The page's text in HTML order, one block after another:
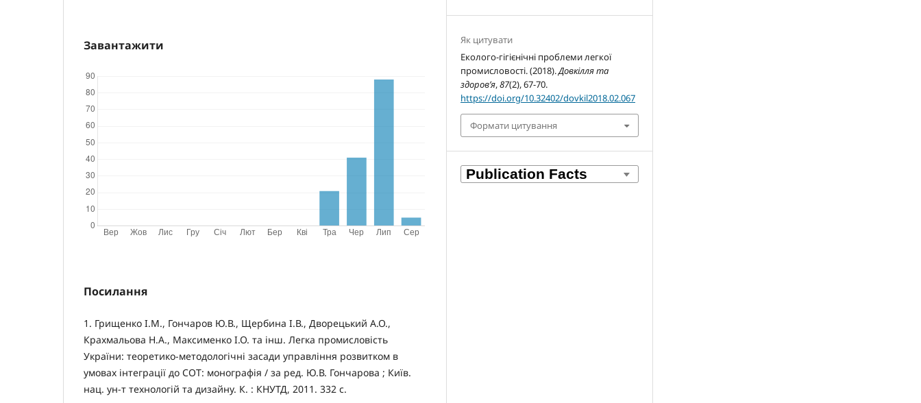
Завантажити
Посилання
1. Грищенко І.М., Гончаров Ю.В., Щербина І.В., Дворецький А.О.,
Крахмальова Н.А., Максименко І.О. та інш. Легка промисловість
України: теоретико-методологічні засади управління розвитком в
умовах інтеграції до СОТ: монографія / за ред. Ю.В. Гончарова ; Київ.
нац. ун-т технологій та дизайну. К. : КНУТД, 2011. 332 с.
Як цитувати
Еколого-гігієнічні проблеми легкої
промисловості. (2018).Довкілля та
здоров’я,87(2), 67-70.
https://doi.org/10.32402/dovkil2018.02.067
Формати цитування